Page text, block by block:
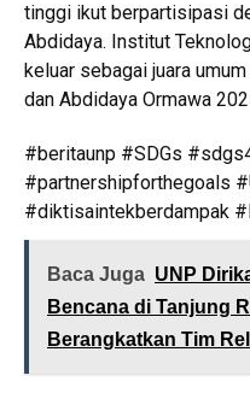
tinggi ikut berpartisipasi
Abdidaya. Institut
keluar sebagai juara
dan Abdidaya Ormawa
#beritaunp #SDGs
#partnershipforthegoals
#diktisaintekberdampak
Baca Juga UNP
Bencana di Tanjung
Berangkatkan Tim